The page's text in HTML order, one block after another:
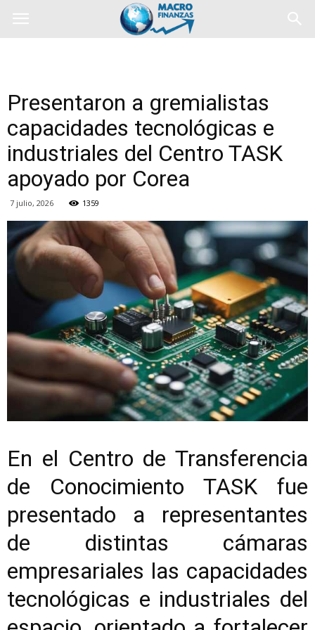
Presentaron a gremialistas
capacidades tecnológicas e
industriales del Centro TASK
apoyado por Corea
7 julio, 2026 1359
En el Centro de Transferencia
de Conocimiento TASK fue
presentado a representantes
de distintas cámaras
empresariales las capacidades
tecnológicas e industriales del